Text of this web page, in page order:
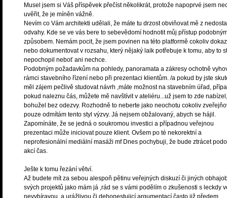
Musel jsem si Váš příspěvek přečíst několikrát, protože napoprvé jsem
uvěřit, že je míněn vážně.
Nevím co Vám architekti udělali, že máte tu drzost obviňovat mě z
odvahy. Kde se ve vás bere to sebevědomí hodnotit můj přístup
způsobem. Nemám pocit, že jsem povinen na této platformě cokoliv
nebo dokumentovat v rozsahu, který nějaký laik potřebuje k tomu, aby to
nepochopil neboť ani nechce.
Podobným požadavkům na pohledy, panoramata a zákresy ochotně
rámci stavebního řízení nebo při prezentaci klientům. /a pokud by jste
měl zájem pečlivě studovat návrh ,máte možnost na stavebním úřad,
pokud naleznu čás, můžete mě navštívit v ateliéru...už jsem to zde nabízel,
bohužel bez odezvy. Rozhodně to neberte jako neochotu cokoliv
pouze odmítám tento styl výzvy. Já nejsem obžalovaný, abych se hájil.
Zapomínáte, že se jedná o soukromou investici a případnou veřejnou
prezentaci může iniciovat pouze klient. Ovšem po té nekorektní a
neprofesionální mediální masáži mf Dnes pochybuji, že bude ztrácet
akcí čas.
Ješte k tomu řezání větví.
Až budete mít za sebou alespoň pětinu veřejných diskuzí či jiných
svých projektů jako mám já ,rád se s vámi podělím o zkušenosti s leckdy
nevybíravou, a urážlivou či dehonestujicí argumentací často již předem